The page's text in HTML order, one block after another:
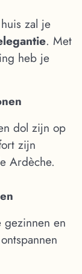
zal je
. Met
heb je
dol zijn op
zijn
Ardèche.
gezinnen en